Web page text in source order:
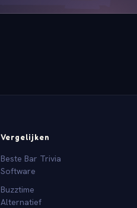
Vergelijken
Beste Bar Trivia
Software
Buzztime
Alternatief